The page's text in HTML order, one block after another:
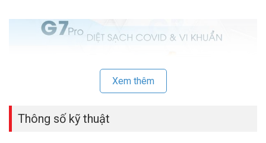
Xem thêm
Thông số kỹ thuật